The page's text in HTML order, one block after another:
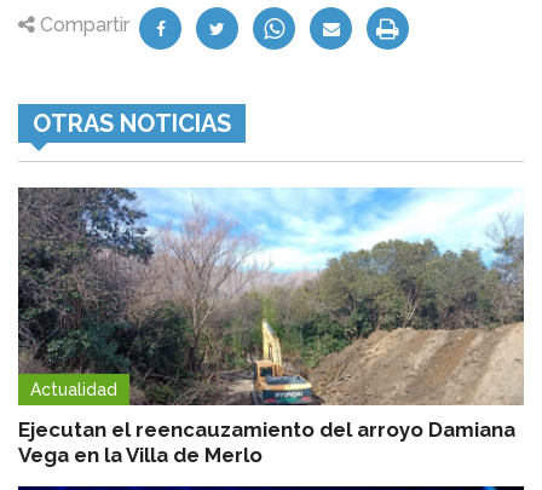
Compartir
OTRAS NOTICIAS
Actualidad
Ejecutan el reencauzamiento del arroyo Damiana
Vega en la Villa de Merlo